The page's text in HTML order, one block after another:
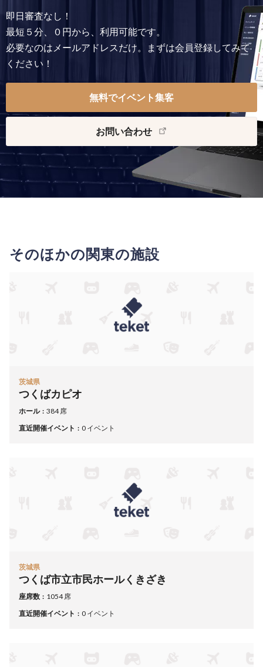
即日審査なし！
最短５分、０円から、利用可能です。
必要なのはメールアドレスだけ。まずは会員登録してみて
ください！
無料でイベント集客
お問い合わせ
そのほかの関東の施設
茨城県
つくばカピオ
ホール
384 席
直近開催イベント
0 イベント
茨城県
つくば市立市民ホールくきざき
座席数
1054 席
直近開催イベント
0 イベント